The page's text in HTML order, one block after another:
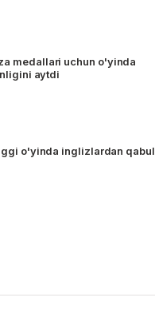
medallari uchun o'yinda
aytdi
o'yinda inglizlardan qabul